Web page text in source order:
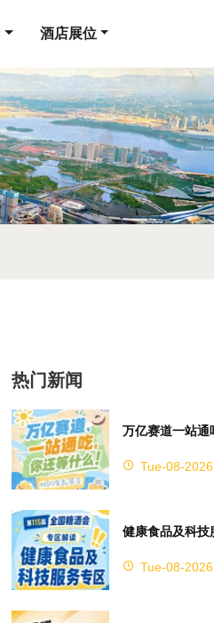
酒店展位
热门新闻
Tue-08-2026
Tue-08-2026